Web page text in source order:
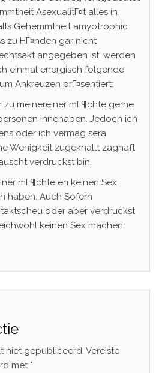
AsexualitГ¤t alles in
Gehemmtheit amyotrophic
zu HГ¤nden gar nicht
angegeben ist, werden
einmal energisch folgende
Ankreuzen prГ¤sentiert:
zu meinereiner mГ¶chte gerne
innehaben. Jedoch ich
oder ich vermag sera
Wenigkeit zugeknallt zaghaft
verdruckst bin.
mГ¶chte eh keinen Sex
haben. Auch Sofern
oder aber verdruckst
keinen Sex machen
niet gepubliceerd. Vereiste
met *